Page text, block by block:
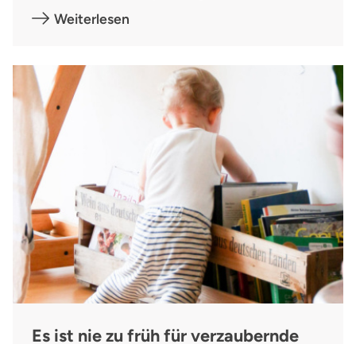
Weiterlesen
Es ist nie zu früh für verzaubernde